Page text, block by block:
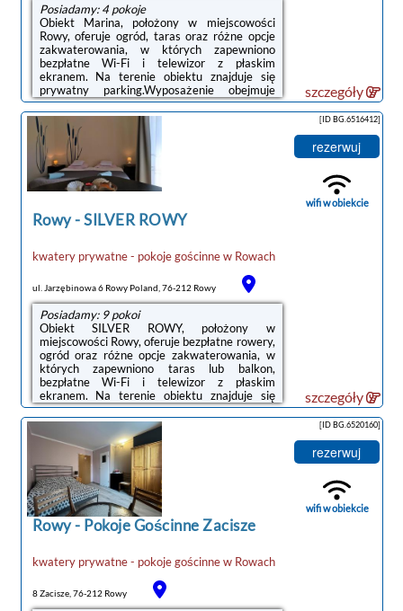
Posiadamy: 4 pokoje
Obiekt Marina, położony w miejscowości
Rowy, oferuje ogród, taras oraz różne opcje
zakwaterowania, w których zapewniono
bezpłatne Wi-Fi i telewizor z płaskim
ekranem. Na terenie obiektu znajduje się
prywatny parking.Wyposażenie obejmuje
także lodówkę i czajnik.Odległość ważnych
miejsc od obiektu: Plaża w Rowach – 1,1 km,
Słowiński Park Narodowy – 33 km. Lotnisko
Lotnisko Gdańsk-Rębiechowo znajduje się
133 km od obiektu.Doba hotelowa od godziny
15:00 do 10:00.Zarządzany przez
gospodarza prywatnego (osobę fizyczną)W
należy pamiętać, ...
szczegóły
noclegi Rowy
Rowy-SILVER ROWY
kwatery prywatne - pokoje gościnnew Rowach
ul. Jarzębinowa 6 Rowy Poland, 76-212 Rowy
Posiadamy: 9 pokoi
Obiekt SILVER ROWY, położony w
miejscowości Rowy, oferuje bezpłatne rowery,
ogród oraz różne opcje zakwaterowania, w
których zapewniono taras lub balkon,
bezpłatne Wi-Fi i telewizor z płaskim
ekranem. Na terenie obiektu znajduje się
prywatny parking.Do dyspozycji Gości jest w
pełni wyposażona prywatna łazienka z
prysznicem i bezpłatnym zestawem
kosmetyków.Na miejscu dostępny jest sprzęt
do grillowania, a w okolicy panują doskonałe
warunki do uprawiania jazdy na
rowerze.Odległość ważnych miejsc od
obiektu: Plaża w Rowach – 1,2 km, Słowiński
Park Narodowy – 32 km. ...
[ID BG.6516412]
rezerwuj
wifi w obiekcie
szczegóły
Rowy- Pokoje Gościnne Zacisze
kwatery prywatne - pokoje gościnnew Rowach
8 Zacisze, 76-212 Rowy
[ID BG.6520160]
rezerwuj
wifi w obiekcie